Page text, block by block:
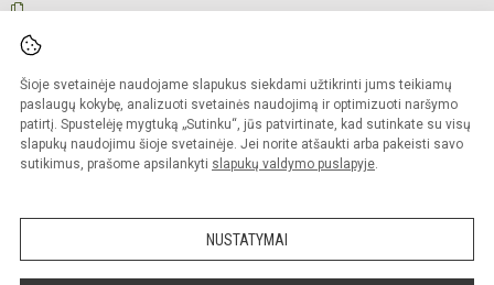
Šioje svetainėje naudojame slapukus siekdami užtikrinti jums teikiamų
paslaugų kokybę, analizuoti svetainės naudojimą ir optimizuoti naršymo
patirtį. Spustelėję mygtuką „Sutinku“, jūs patvirtinate, kad sutinkate su visų
slapukų naudojimu šioje svetainėje. Jei norite atšaukti arba pakeisti savo
sutikimus, prašome apsilankyti slapukų valdymo puslapyje.
NUSTATYMAI
Kopijuoti turinį be raštiško Bukiškio pagrindinės mokyklos administracijos
sutikimo griežtai draudžiama.
Prieinamumo paraiška Slapukų valdymas
Sumanus būdas atnaujinti